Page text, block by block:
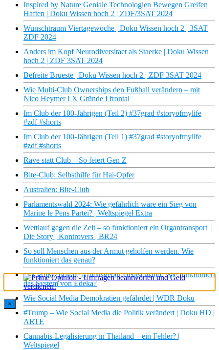
Inspired by Nature Geniale Technologien Bewegen Greifen
Haften | Doku Wissen hoch 2 | ZDF/3SAT 2024
Wunschtraum Viertagewoche | Doku Wissen hoch 2 | 3SAT
ZDF 2024
Anders im Kopf Neurodiversitaet als Staerke | Doku Wissen
hoch 2 | ZDF 3SAT 2024
Befreite Brueste | Doku Wissen hoch 2 | ZDF 3SAT 2024
Wie Multi-Club Ownerships den Fußball verändern – mit
Nico Heymer I X Gründe I frontal
Im Club der 100-Jährigen (Teil 2) #37grad #storyofmylife
#zdf #shorts
Im Club der 100-Jährigen (Teil 1) #37grad #storyofmylife
#zdf #shorts
Rave statt Club – So feiert Gen Z
Bite-Club: Selbsthilfe für Hai-Opfer
Australien: Bite-Club
Parlamentswahl 2024: Wie gefährlich wäre ein Sieg von
Marine le Pens Partei? | Weltspiegel Extra
Wettlauf gegen die Zeit – so funktioniert ein Organtransport |
Die Story | Kontrovers | BR24
So soll Menschen aus der Armut geholfen werden. Wie
funktioniert das genau?
Der größte private Arbeitsgeber Deutschland: Wie funktioniert
das System von Edeka?
Wie Social Media Demokratien gefährdet | WDR Doku
#Trump – Wie Social Media die Politik verändert | Doku HD |
ARTE
Cannabis-Legalisierung in Thailand – ein Fehler? |
Weltspiegel
×